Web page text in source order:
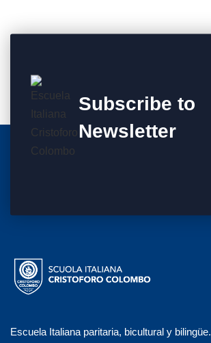
Subscribe to
Newsletter
Escuela Italiana paritaria, bicultural y bilingüe.